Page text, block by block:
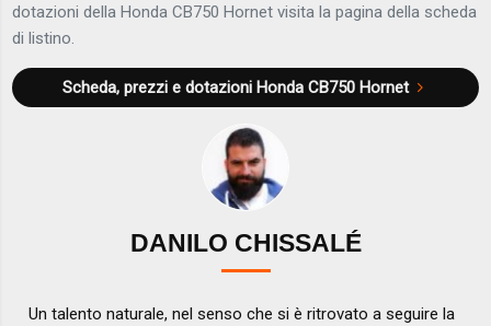
dotazioni della Honda CB750 Hornet visita la pagina della scheda
di listino.
Scheda, prezzi e dotazioni Honda CB750 Hornet
DANILO CHISSALÉ
Un talento naturale, nel senso che si è ritrovato a seguire la